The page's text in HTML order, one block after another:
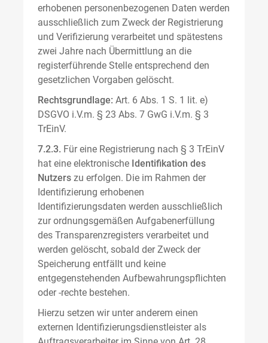
erhobenen personenbezogenen Daten werden
ausschließlich zum Zweck der Registrierung
und Verifizierung verarbeitet und spätestens
zwei Jahre nach Übermittlung an die
registerführende Stelle entsprechend den
gesetzlichen Vorgaben gelöscht.
Rechtsgrundlage: Art. 6 Abs. 1 S. 1 lit. e)
DSGVO i.V.m. § 23 Abs. 7 GwG i.V.m. § 3
TrEinV.
7.2.3. Für eine Registrierung nach § 3 TrEinV
hat eine elektronische Identifikation des
Nutzers zu erfolgen. Die im Rahmen der
Identifizierung erhobenen
Identifizierungsdaten werden ausschließlich
zur ordnungsgemäßen Aufgabenerfüllung
des Transparenzregisters verarbeitet und
werden gelöscht, sobald der Zweck der
Speicherung entfällt und keine
entgegenstehenden Aufbewahrungspflichten
oder -rechte bestehen.
Hierzu setzen wir unter anderem einen
externen Identifizierungsdienstleister als